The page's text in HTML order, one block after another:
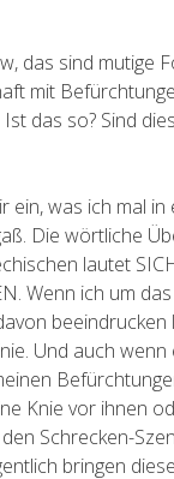
das sind mutige
mit
das so? Sind
ein, was ich mal
Die wörtliche
lautet
Wenn ich um
beeindrucken
Und auch wenn
Knie vor ihnen
Schrecken-
bringen